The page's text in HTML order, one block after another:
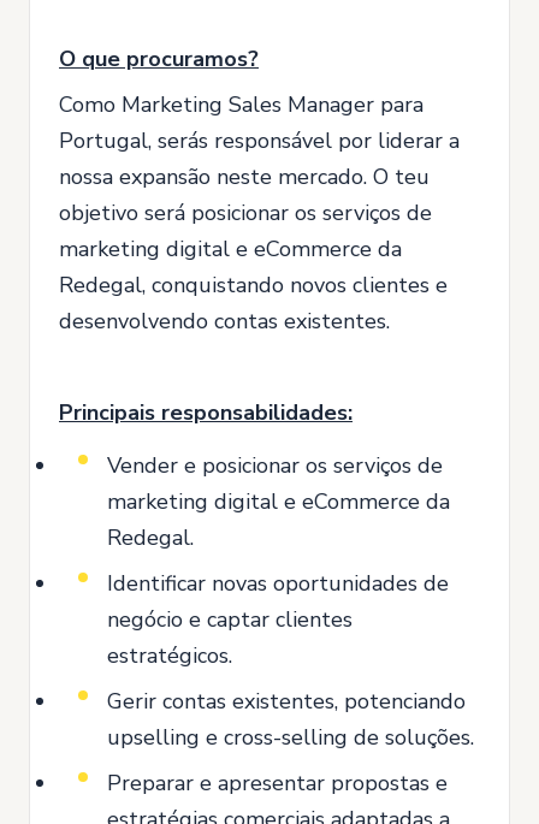
O que procuramos?
Como Marketing Sales Manager para
Portugal, serás responsável por liderar a
nossa expansão neste mercado. O teu
objetivo será posicionar os serviços de
marketing digital e eCommerce da
Redegal, conquistando novos clientes e
desenvolvendo contas existentes.
Principais responsabilidades:
Vender e posicionar os serviços de
marketing digital e eCommerce da
Redegal.
Identificar novas oportunidades de
negócio e captar clientes
estratégicos.
Gerir contas existentes, potenciando
upselling e cross-selling de soluções.
Preparar e apresentar propostas e